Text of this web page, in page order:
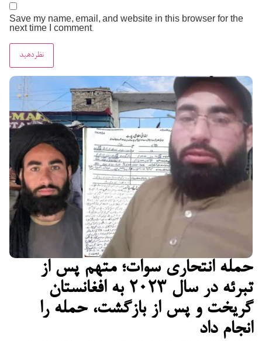
حمله انتحاری سوات؛ متهم پس از
تبرئه در سال ۲۰۲۳ به افغانستان
گریخت و پس از بازگشت، حمله را
انجام داد
Save my name, email, and website in this browser for the
next time I comment.